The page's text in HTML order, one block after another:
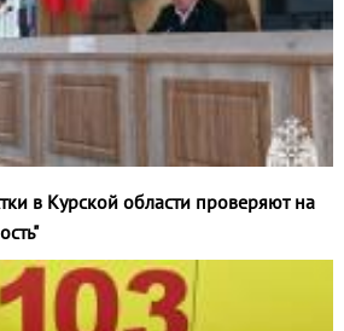
в Курской области проверяют на